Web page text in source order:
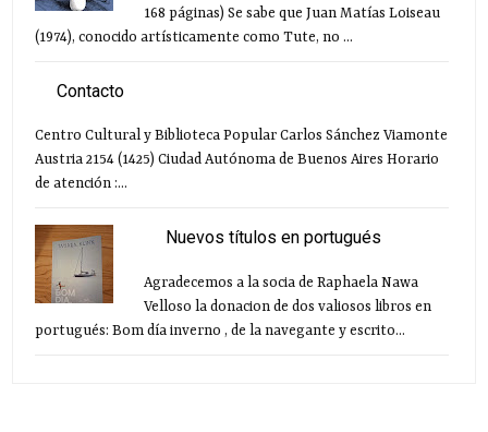
168 páginas) Se sabe que Juan Matías Loiseau
(1974), conocido artísticamente como Tute, no ...
Contacto
Centro Cultural y Biblioteca Popular Carlos Sánchez Viamonte
Austria 2154 (1425) Ciudad Autónoma de Buenos Aires Horario
de atención :...
Nuevos títulos en portugués
Agradecemos a la socia de Raphaela Nawa
Velloso la donacion de dos valiosos libros en
portugués: Bom día inverno , de la navegante y escrito...